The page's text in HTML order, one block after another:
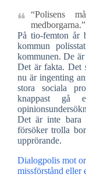
“Polisens
medborgarna.”
På tio-femton år
kommun
kommunen. De är
Det är fakta. Det
nu är ingenting
stora sociala
knappast gå
Det är inte bara
försöker trolla
upprörande.
Dialogpolis mot
missförstånd eller